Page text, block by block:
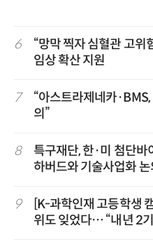
6
“망막 찍자 심혈관 고
임상 확산 지원
7
“아스트라제네카
의”
8
특구재단, 한·미 첨단
하버드와 기술사업화 논
9
[K-과학인재 고등학생
위도 잊었다… “내년 2